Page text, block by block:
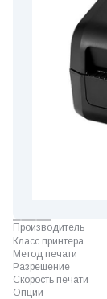
Производитель
Класс принтера
Метод печати
Разрешение
Скорость печати
Опции